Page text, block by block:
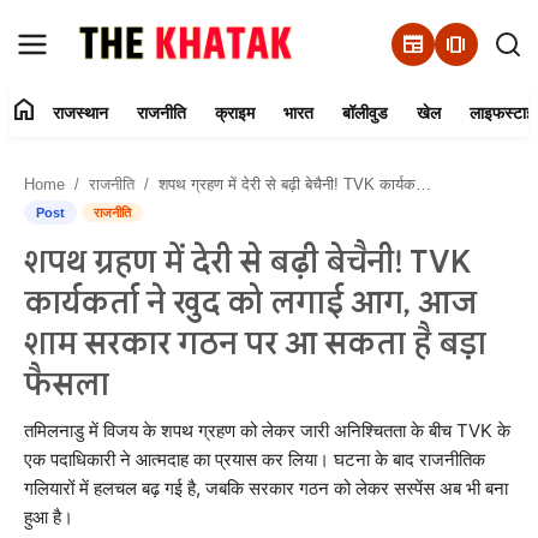
newspaper amp_stories
Contact Us
राजस्थान
राजनीति
क्राइम
भारत
बॉलीवुड
home राजस्थान राजनीति क्राइम भारत बॉलीवुड खेल
Home राजनीति शपथ ग्रहण में देरी से बढ़ी बेचैनी! TVK कार्यकर्ता ने खुद को लगाई आग, आज शाम सरकार गठन पर आ सकता है बड़ा फैसला
Post राजनीति
शपथ ग्रहण में देरी से बढ़ी बेचैनी! TVK
कार्यकर्ता ने खुद को लगाई आग, आज
शाम सरकार गठन पर आ सकता है बड़ा
फैसला
तमिलनाडु में विजय के शपथ ग्रहण को लेकर जारी अनिश्चितता के बीच TVK के
एक पदाधिकारी ने आत्मदाह का प्रयास कर लिया। घटना के बाद राजनीतिक
गलियारों में हलचल बढ़ गई है, जबकि सरकार गठन को लेकर सस्पेंस अब भी बना
हुआ है।